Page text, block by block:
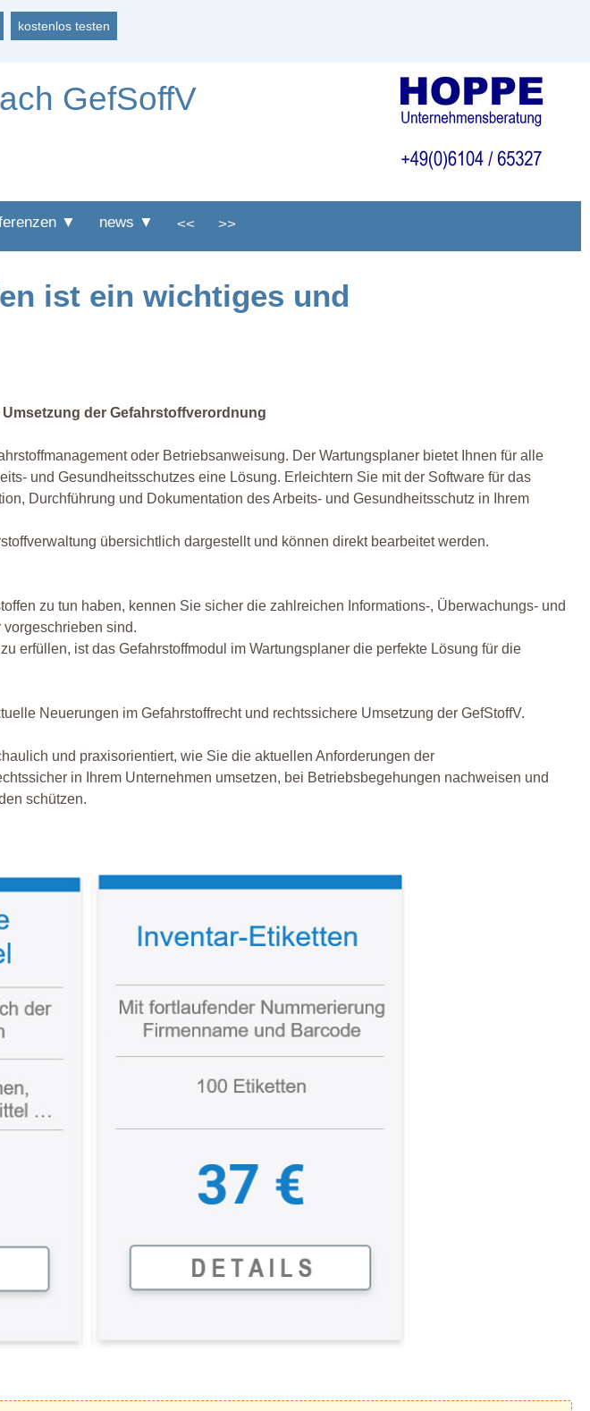
kostenlos testen
GefSoffV
▼ news ▼ << >>
ist ein wichtiges und
der Gefahrstoffverordnung
oder Betriebsanweisung. Der Wartungsplaner bietet Ihnen für alle
und Gesundheitsschutzes eine Lösung. Erleichtern Sie mit der Software für das
Durchführung und Dokumentation des Arbeits- und Gesundheitsschutz in Ihrem
übersichtlich dargestellt und können direkt bearbeitet werden.
zu tun haben, kennen Sie sicher die zahlreichen Informations-, Überwachungs- und
sind.
erfüllen, ist das Gefahrstoffmodul im Wartungsplaner die perfekte Lösung für die
Neuerungen im Gefahrstoffrecht und rechtssichere Umsetzung der GefStoffV.
und praxisorientiert, wie Sie die aktuellen Anforderungen der
in Ihrem Unternehmen umsetzen, bei Betriebsbegehungen nachweisen und
schützen.